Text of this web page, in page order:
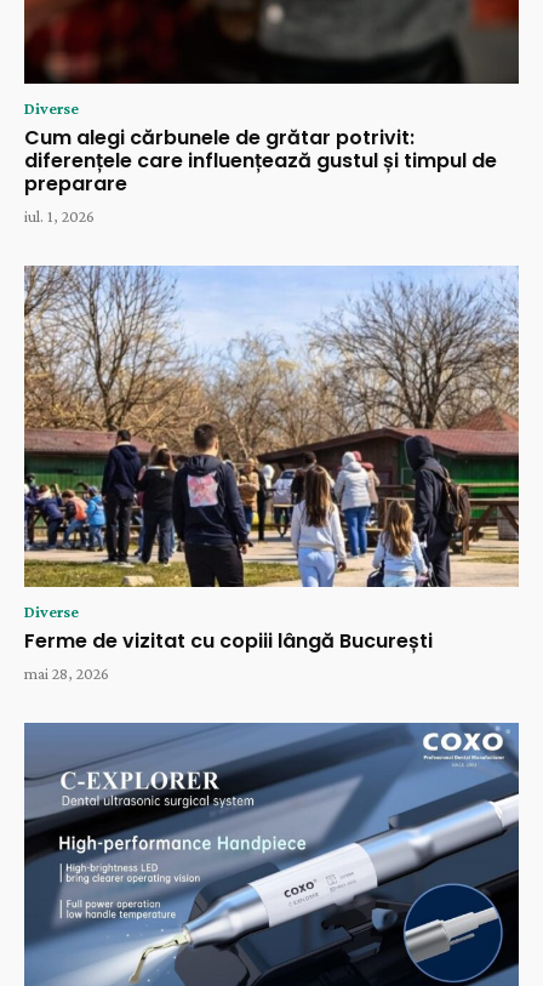
Diverse
Cum alegi cărbunele de grătar potrivit:
diferențele care influențează gustul și timpul de
preparare
iul. 1, 2026
Diverse
Ferme de vizitat cu copiii lângă București
mai 28, 2026